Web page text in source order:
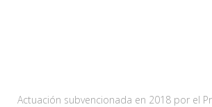
Actuación subvencionada en 2018 por el